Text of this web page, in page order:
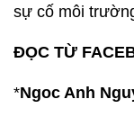
nghiệm của các
quản lý cảng
biển, khoa học
và môi trường